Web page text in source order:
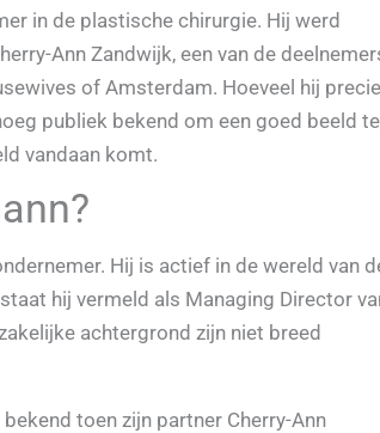
in de plastische chirurgie. Hij werd
Ann Zandwijk, een van de
of Amsterdam. Hoeveel hij
publiek bekend om een goed beeld te
vandaan komt.
Hij is actief in de wereld van
hij vermeld als Managing Director
achtergrond zijn niet breed
toen zijn partner Cherry-Ann